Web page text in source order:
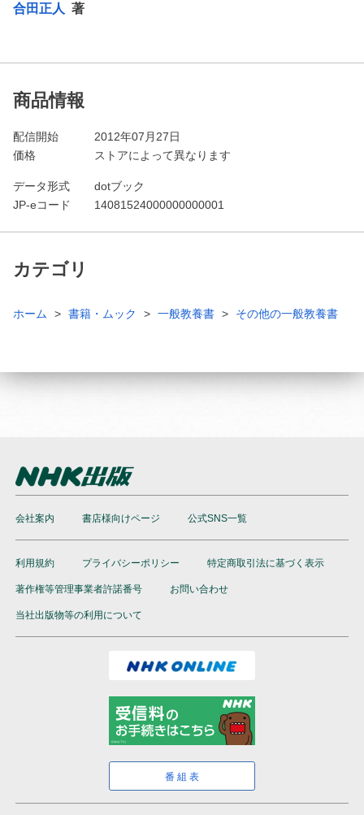
合田正人 著
商品情報
配信開始
2012年07月27日
価格
ストアによって異なります
データ形式
dotブック
JP-eコード
14081524000000000001
カテゴリ
ホーム 書籍・ムック 一般教養書 その他の一般教養書
会社案内 書店様向けページ 公式SNS一覧
利用規約 プライバシーポリシー 特定商取引法に基づく表示
著作権等管理事業者許諾番号 お問い合わせ
当社出版物等の利用について
番組表